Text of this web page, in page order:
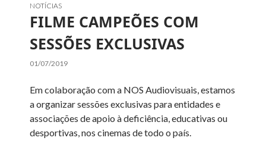
NOTÍCIAS
FILME CAMPEÕES COM
SESSÕES EXCLUSIVAS
01/07/2019
Em colaboração com a NOS Audiovisuais, estamos
a organizar sessões exclusivas para entidades e
associações de apoio à deficiência, educativas ou
desportivas, nos cinemas de todo o país.